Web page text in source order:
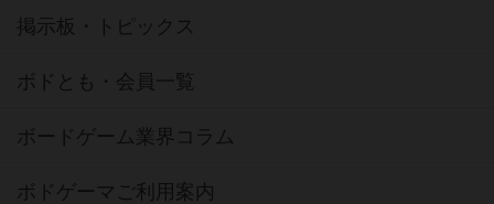
掲示板・トピックス
ボドとも・会員一覧
ボードゲーム業界コラム
ボドゲーマご利用案内